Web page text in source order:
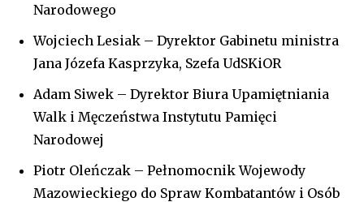
Narodowego
Wojciech Lesiak – Dyrektor Gabinetu ministra
Jana Józefa Kasprzyka, Szefa UdSKiOR
Adam Siwek – Dyrektor Biura Upamiętniania
Walk i Męczeństwa Instytutu Pamięci
Narodowej
Piotr Oleńczak – Pełnomocnik Wojewody
Mazowieckiego do Spraw Kombatantów i Osób